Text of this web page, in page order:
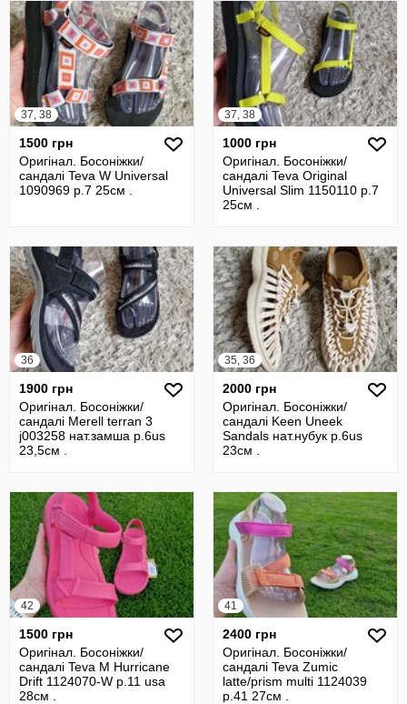
37, 38
1500 грн
Оригінал. Босоніжки/
сандалі Teva W Universal
1090969 р.7 25см .
37, 38
1000 грн
Оригінал. Босоніжки/
сандалі Teva Original
Universal Slim 1150110 р.7
25см .
36
1900 грн
Оригінал. Босоніжки/
сандалі Merell terran 3
j003258 нат.замша р.6us
23,5см .
35, 36
2000 грн
Оригінал. Босоніжки/
сандалі Keen Uneek
Sandals нат.нубук р.6us
23см .
42
1500 грн
Оригінал. Босоніжки/
сандалі Teva M Hurricane
Drift 1124070-W р.11 usa
28см .
41
2400 грн
Оригінал. Босоніжки/
сандалі Teva Zumic
latte/prism multi 1124039
р.41 27см .